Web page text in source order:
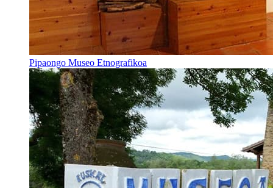
Pipaongo Museo Etnografikoa